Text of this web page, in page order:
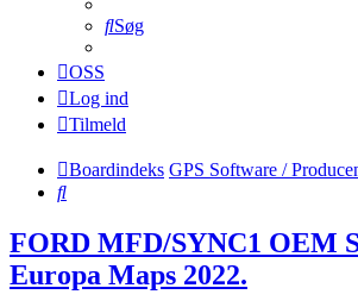
Søg
OSS
Log ind
Tilmeld
Boardindeks GPS Software /
Søg
FORD MFD/SYNC1 OEM
Europa Maps 2022.